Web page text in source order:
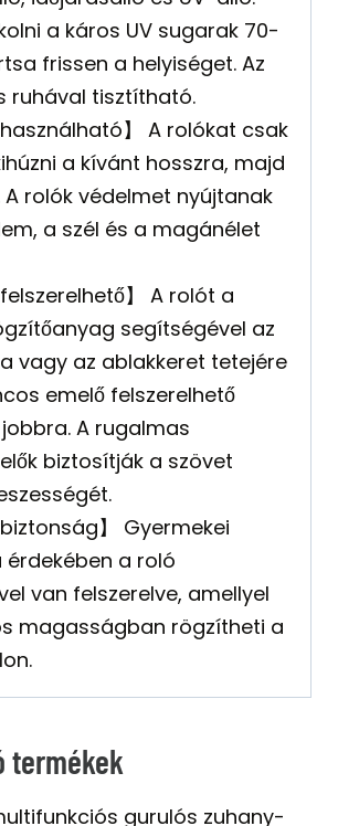
a káros UV sugarak 70-
frissen a helyiséget. Az
ruhával tisztítható.
használható】 A rolókat csak
a kívánt hosszra, majd
A rolók védelmet nyújtanak
a szél és a magánélet
felszerelhető】 A rolót a
segítségével az
vagy az ablakkeret tetejére
emelő felszerelhető
A rugalmas
biztosítják a szövet
】 Gyermekei
a roló
van felszerelve, amellyel
magasságban rögzítheti a
termékek